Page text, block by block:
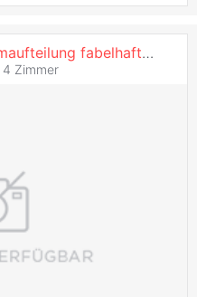
Vermietet!!=>4-Zimmer, Raumaufteilung fabelhaft! Lage Super - Seenähe! WG-tauglich!
4 Zimmer